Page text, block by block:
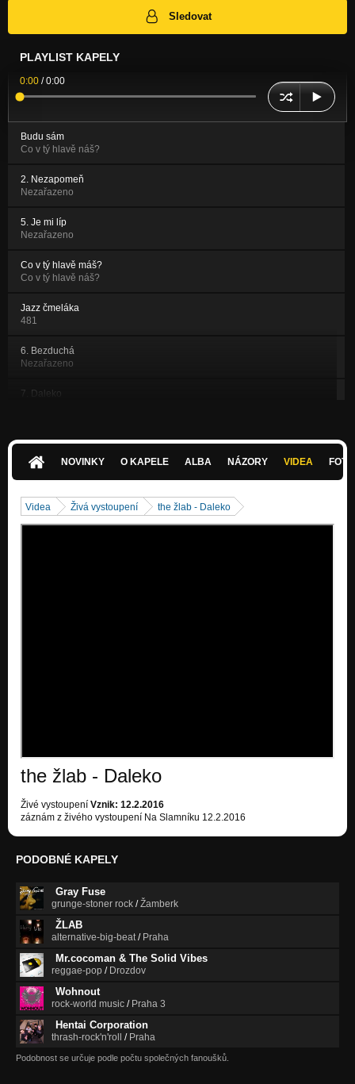
Sledovat
PLAYLIST KAPELY
0:00 /0:00
Budu sám
Co v tý hlavě náš?
2. Nezapomeň
Nezařazeno
5. Je mi líp
Nezařazeno
Co v tý hlavě máš?
Co v tý hlavě náš?
Jazz čmeláka
481
6. Bezduchá
Nezařazeno
7. Daleko
Latina Long
8. Lampy
The žlab zkušebna 1991
NOVINKY O KAPELE ALBA NÁZORY VIDEA
Videa Živá vystoupení the žlab - Daleko
the žlab - Daleko
Živé vystoupení Vznik: 12.2.2016
záznám z živého vystoupení Na Slamníku 12.2.2016
PODOBNÉ KAPELY
Gray Fuse
grunge-stoner rock /Žamberk
ŽLAB
alternative-big-beat/ Praha
Mr.cocoman & The Solid Vibes
reggae-pop / Drozdov
Wohnout
rock-world music / Praha 3
Hentai Corporation
thrash-rock'n'roll / Praha
Podobnost se určuje podle počtu společných fanoušků.